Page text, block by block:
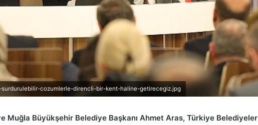
cozumlerle-direncli-bir-kent-haline-getirecegiz.jpg
Muğla Büyükşehir Belediye Başkanı Ahmet Aras, Türkiye Belediyeler